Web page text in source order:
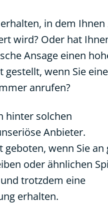
in dem Ihnen
wird? Oder hat
Ansage einen
gestellt, wenn Sie eine
anrufen?
hinter solchen
Anbieter.
geboten, wenn Sie an
oder ähnlichen
trotzdem eine
erhalten.